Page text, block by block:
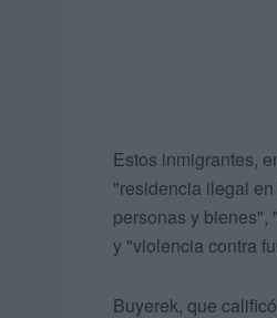
Estos inmigrantes,
"residencia ilegal
personas y bienes",
y "violencia contra
Buyerek, que